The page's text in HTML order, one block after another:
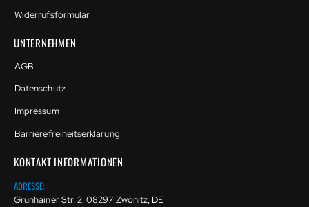
Widerrufsformular
UNTERNEHMEN
AGB
Datenschutz
Impressum
Barrierefreiheitserklärung
KONTAKT INFORMATIONEN
ADRESSE:
Grünhainer Str. 2, 08297 Zwönitz, DE